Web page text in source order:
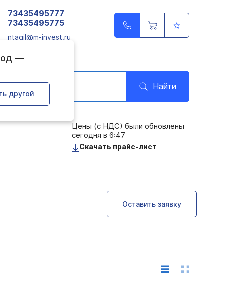
—
другой
73435495777
73435495775
ntagil@m-invest.ru
Найти
Цены (с НДС) были обновлены
сегодня в 6:47
Скачать прайс-лист
Оставить заявку